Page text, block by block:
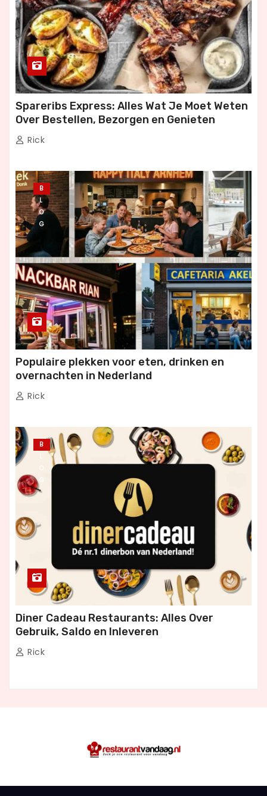
Spareribs Express: Alles Wat Je Moet Weten
Over Bestellen, Bezorgen en Genieten
Rick
B
L
O
G
Populaire plekken voor eten, drinken en
overnachten in Nederland
Rick
B
L
O
G
Diner Cadeau Restaurants: Alles Over
Gebruik, Saldo en Inleveren
Rick